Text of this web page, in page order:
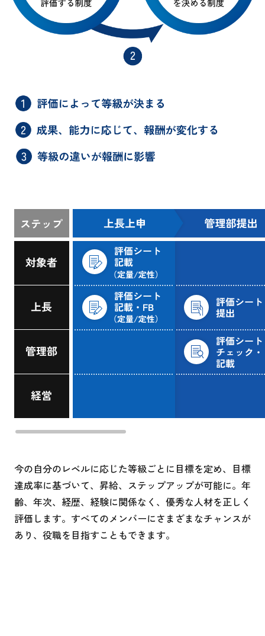
今の自分のレベルに応じた等級ごとに目標を定め、目標
達成率に基づいて、昇給、ステップアップが可能に。年
齢、年次、経歴、経験に関係なく、優秀な人材を正しく
評価します。すべてのメンバーにさまざまなチャンスが
あり、役職を目指すこともできます。